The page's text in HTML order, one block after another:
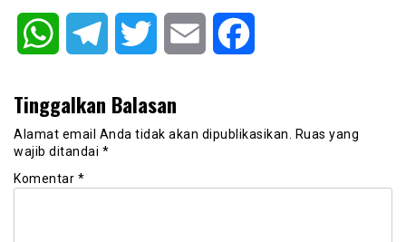
WhatsAppTelegram Twitter Email
Tinggalkan Balasan
Alamat email Anda tidak akan dipublikasikan.
Ruas yang
wajib ditandai *
Komentar *